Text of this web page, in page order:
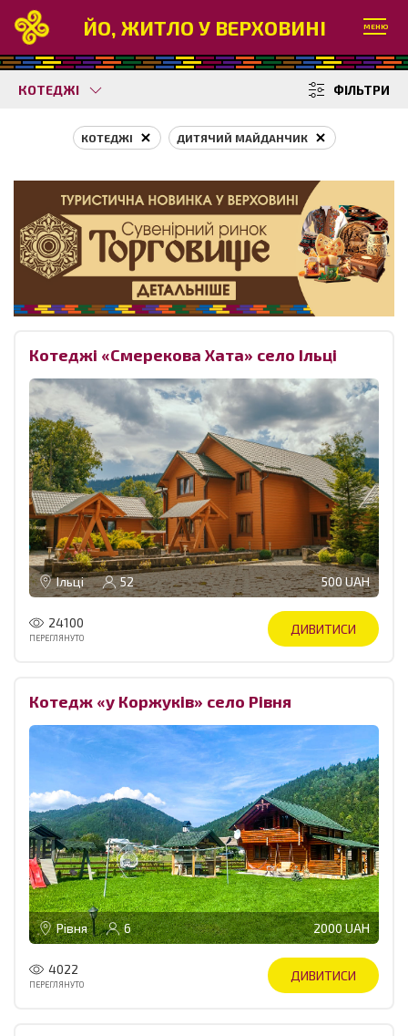
ЙО, ЖИТЛО У ВЕРХОВИНІ МЕНЮ
КОТЕДЖІ ФІЛЬТРИ
КОТЕДЖІ ДИТЯЧИЙ МАЙДАНЧИК
Котеджі «Смерекова Хата» село Ільці
Ільці 52 500 UAH
24100
ПЕРЕГЛЯНУТО
ДИВИТИСИ
Котедж «у Коржуків» село Рівня
Рівня 6 2000 UAH
4022
ПЕРЕГЛЯНУТО
ДИВИТИСИ